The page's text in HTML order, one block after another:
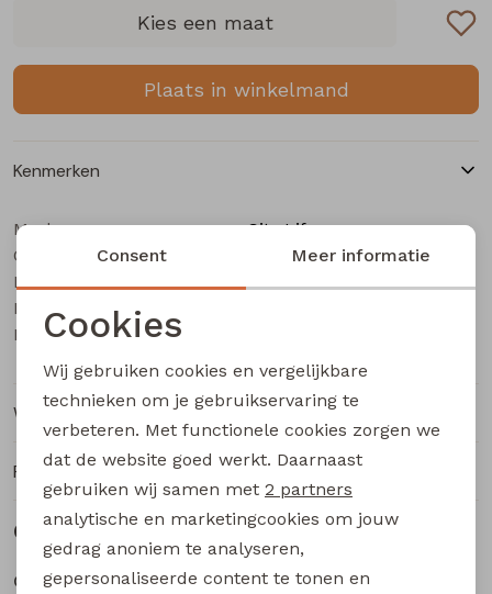
Bermuda's
Kies een maat
Plaats in winkelmand
Kenmerken
Merk
City Life
Categorie
Dames T-Shirt km
Leverancierscode
LT-65931 Z10431
Bestelcode
Kleur
Winkelvoorraad
Ruilen en retourneren
Gerelateerde producten
City Life
City Life
Noodzakelijke cookies
Analytische cookies
Marketing cookies
Consent Meer informatie
Cookies
Wij gebruiken cookies en vergelijkbare
technieken om je gebruikservaring te
verbeteren. Met functionele cookies zorgen we
dat de website goed werkt. Daarnaast
gebruiken wij samen met 2 partners
analytische en marketingcookies om jouw
gedrag anoniem te analyseren,
gepersonaliseerde content te tonen en